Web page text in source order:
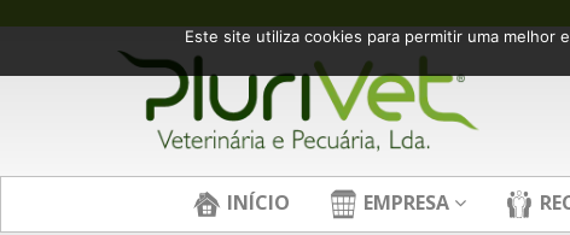
INÍCIO EMPRESA
Este site utiliza cookies para permitir uma melhor